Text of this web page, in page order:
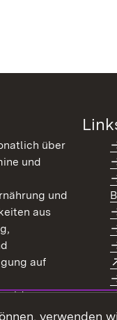
über
und
und
aus
auf
(Öffnet in
verwenden